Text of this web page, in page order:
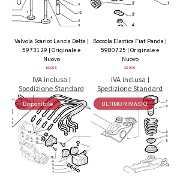
Valvola Scarico Lancia Delta |
5973129 | Originale e
Nuovo
Prezzo
16,00 €
IVA inclusa |
Spedizione Standard
Boccola Elastica Fiat Panda |
5980725 | Originale e
Nuovo
Prezzo
22,00 €
IVA inclusa |
Spedizione Standard
Disponibile ULTIMO RIMASTO